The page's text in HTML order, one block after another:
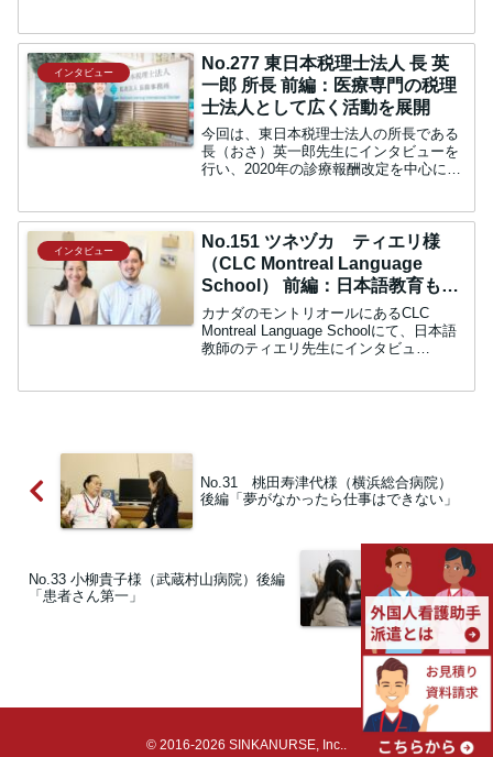
とがあればお聞かせください。 山下：
私どもの法人の理念の一...
インタビュー
No.277 東日本税理士法人 長 英
一郎 所長 前編：医療専門の税理
士法人として広く活動を展開
今回は、東日本税理士法人の所長である
長（おさ）英一郎先生にインタビューを
行い、2020年の診療報酬改定を中心に、
た。同法人は、医療分野を専門とした税
理士法人として、医療...
インタビュー
No.151 ツネヅカ ティエリ様
（CLC Montreal Language
School） 前編：日本語教育も
日々進化
カナダのモントリオールにあるCLC
Montreal Language Schoolにて、日本語
教師のティエリ先生にインタビュ
No.31 桃田寿津代様（横浜総合病院）
後編「夢がなかったら仕事はできない」
No.33 小柳貴子様（武蔵村山病院）後編
「患者さん第一」
© 2016-2026 SINKANURSE, Inc..